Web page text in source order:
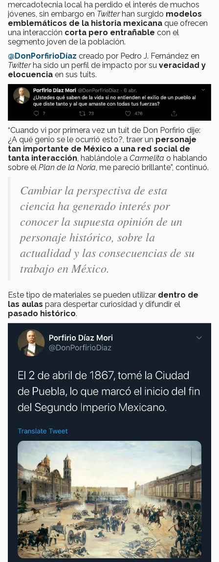
mercadotecnia local ha perdido el interés de muchos
jóvenes, sin embargo en Twitterhan surgido modelos
emblemáticos de la historia mexicana que ofrecen
una interacción corta pero entrañable con el
segmento joven de la población.
@DonPorfirioDíaz creado por Pedro J. Fernández en
Twitterha sido un perfil de impacto por su veracidad y
elocuencia en sus tuits.
“Cuando vi por primera vez un tuit de Don Porfirio dije:
¿A qué genio se le ocurrió esto?, traer un personaje
tan importante de México a una red social de
tanta interacción, hablándole a Carmelita o hablando
sobre el Plan de la Noria, me pareció brillante”, continuó.
Cambiar la perspectiva de esta
ciencia ha generado interés por
conocer la supuesta opinión de un
personaje histórico, sobre la
actualidad y las consecuencias de su
trabajo en México.
Este tipo de materiales se pueden utilizar dentro de
las aulas para despertar curiosidad y difundir el
pasado histórico.